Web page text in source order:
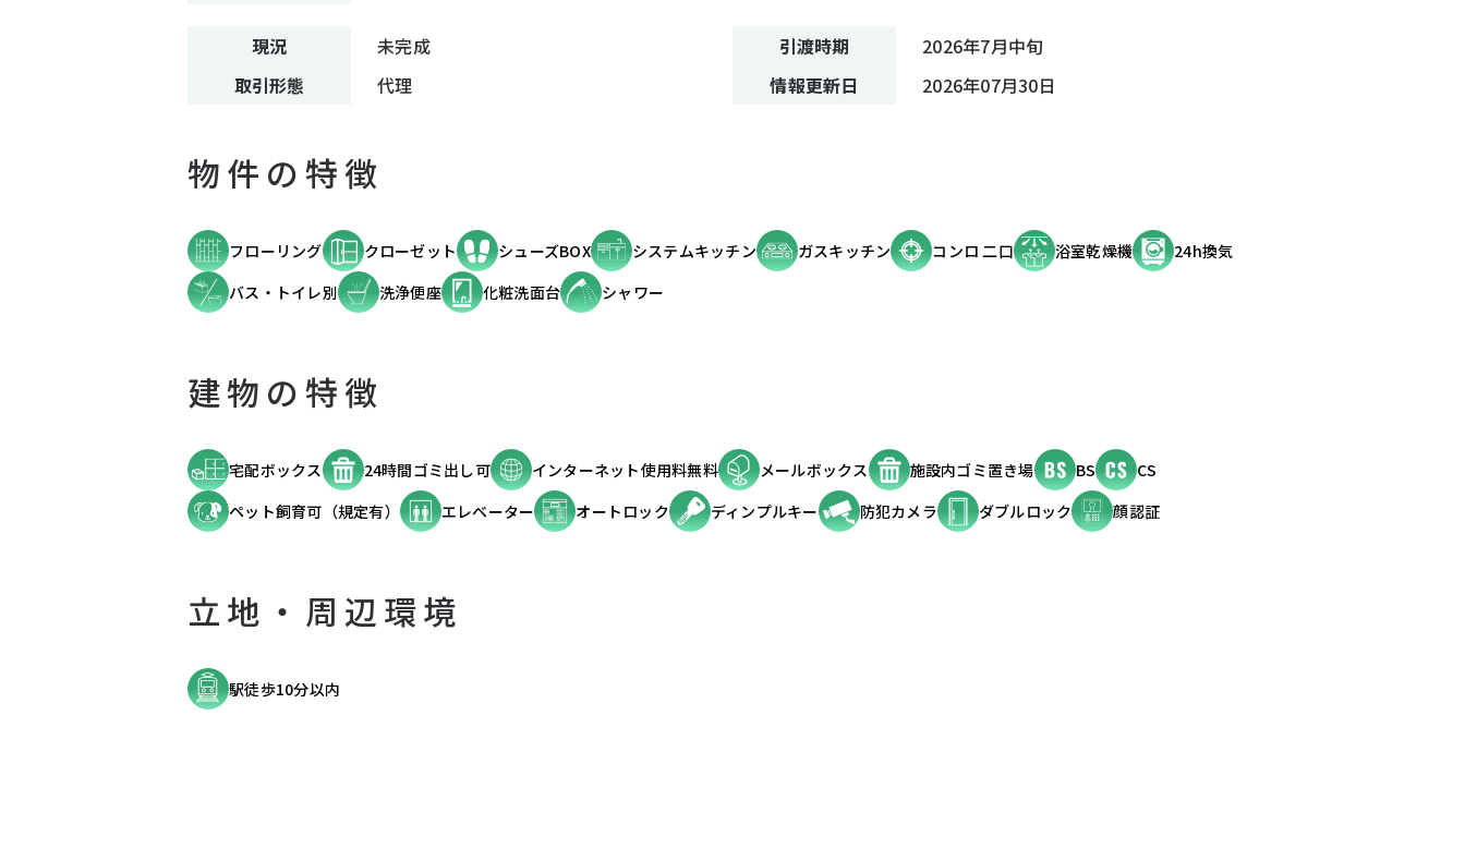
現況
未完成
取引形態
代理
引渡時期
2026年7月中旬
情報更新日 2026年07月30日
物件の特徴
フローリング クローゼット シューズBOX システムキッチン ガスキッチン コンロ 二口 浴室乾燥機
24h換気
バス・トイレ別
洗浄便座 化粧洗面台 シャワー
建物の特徴
宅配ボックス 24時間ゴミ出し可 インターネット使用料無料 メールボックス 施設内ゴミ置き場 BS
CS
ペット飼育可（規定有）
エレベーター オートロック ディンプルキー 防犯カメラ ダブルロック 顔認証
立地・周辺環境
駅徒歩10分以内